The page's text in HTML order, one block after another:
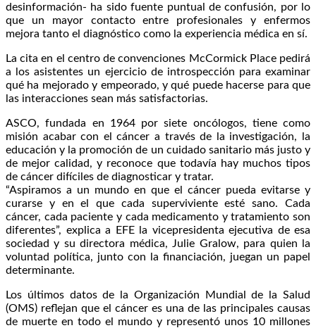
desinformación- ha sido fuente puntual de confusión, por lo
que un mayor contacto entre profesionales y enfermos
mejora tanto el diagnóstico como la experiencia médica en sí.
La cita en el centro de convenciones McCormick Place pedirá
a los asistentes un ejercicio de introspección para examinar
qué ha mejorado y empeorado, y qué puede hacerse para que
las interacciones sean más satisfactorias.
ASCO, fundada en 1964 por siete oncólogos, tiene como
misión acabar con el cáncer a través de la investigación, la
educación y la promoción de un cuidado sanitario más justo y
de mejor calidad, y reconoce que todavía hay muchos tipos
de cáncer difíciles de diagnosticar y tratar.
“Aspiramos a un mundo en que el cáncer pueda evitarse y
curarse y en el que cada superviviente esté sano. Cada
cáncer, cada paciente y cada medicamento y tratamiento son
diferentes”, explica a EFE la vicepresidenta ejecutiva de esa
sociedad y su directora médica, Julie Gralow, para quien la
voluntad política, junto con la financiación, juegan un papel
determinante.
Los últimos datos de la Organización Mundial de la Salud
(OMS) reflejan que el cáncer es una de las principales causas
de muerte en todo el mundo y representó unos 10 millones